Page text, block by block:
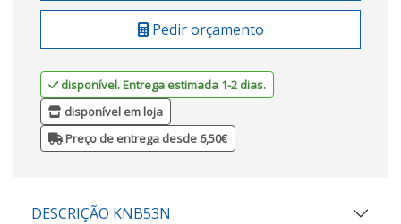
Pedir orçamento
disponível. Entrega estimada 1-2 dias.
disponível em loja
Preço de entrega desde 6,50€
DESCRIÇÃO KNB53N